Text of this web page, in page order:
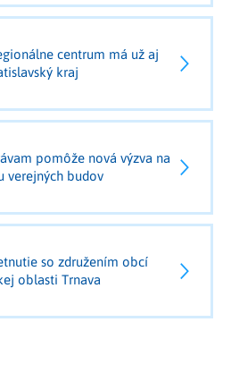
centrum má už aj
kraj
pomôže nová výzva na
verejných budov
so združením obcí
oblasti Trnava